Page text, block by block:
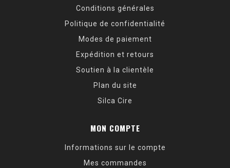
Conditions générales
Politique de confidentialité
Modes de paiement
Expédition et retours
Soutien à la clientèle
Plan du site
Silca Cire
MON COMPTE
Informations sur le compte
Mes commandes